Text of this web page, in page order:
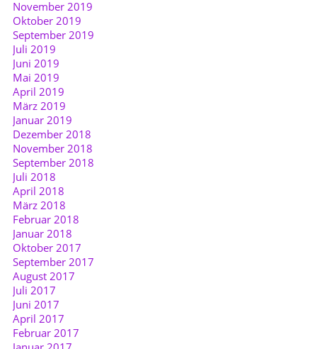
November 2019
Oktober 2019
September 2019
Juli 2019
Juni 2019
Mai 2019
April 2019
März 2019
Januar 2019
Dezember 2018
November 2018
September 2018
Juli 2018
April 2018
März 2018
Februar 2018
Januar 2018
Oktober 2017
September 2017
August 2017
Juli 2017
Juni 2017
April 2017
Februar 2017